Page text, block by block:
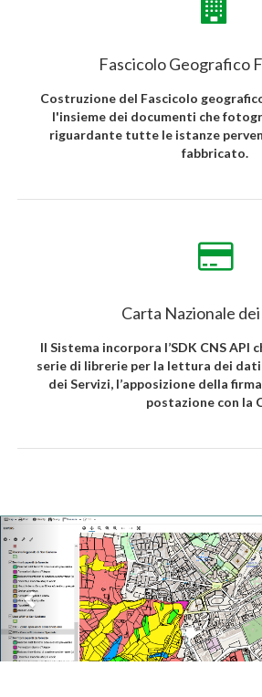
Fascicolo Geografico
Costruzione del Fascicolo
l'insieme dei documenti che
riguardante tutte le istanze
fabbricato.
Carta Nazionale
Il Sistema incorpora l’SDK CNS API
serie di librerie per la lettura dei
dei Servizi, l’apposizione della
postazione con la
Previous